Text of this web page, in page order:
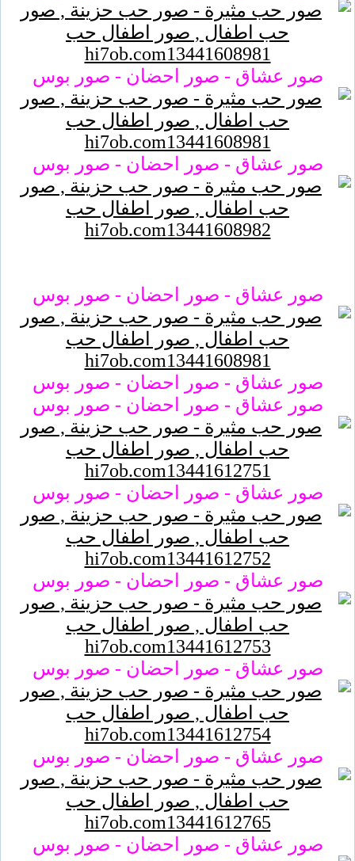
صور عشاق - صور احضان - صور بوس
صور عشاق - صور احضان - صور بوس
صور عشاق - صور احضان - صور بوس
صور عشاق - صور احضان - صور بوس
صور عشاق - صور احضان - صور بوس
صور عشاق - صور احضان - صور بوس
صور عشاق - صور احضان - صور بوس
صور عشاق - صور احضان - صور بوس
صور عشاق - صور احضان - صور بوس
صور عشاق - صور احضان - صور بوس